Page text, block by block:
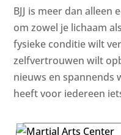
BJJ is meer dan alleen
om zowel je lichaam
fysieke conditie wilt
zelfvertrouwen wilt
nieuws en spannends
heeft voor iedereen